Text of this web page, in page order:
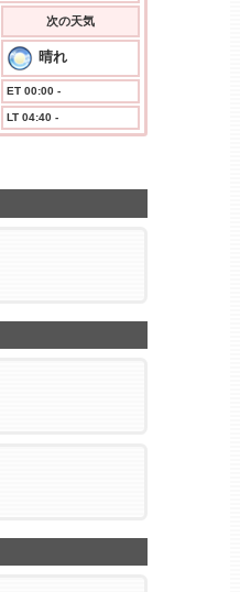
次の天気
晴れ
ET 00:00 -
LT 04:40 -